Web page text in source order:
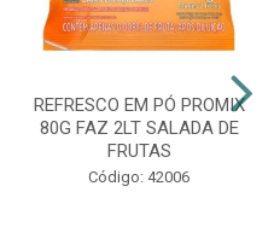
REFRESCO EM PÓ PROMIX
80G FAZ 2LT SALADA DE
FRUTAS
Código: 42006